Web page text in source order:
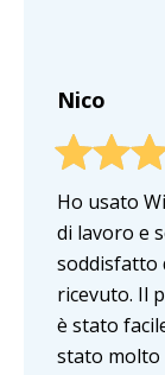
Nico
Ho usato
di lavoro e
soddisfatto
ricevuto. Il
è stato
stato molto